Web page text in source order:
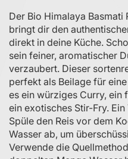
Der Bio Himalaya
bringt dir den
direkt in deine Küche.
sein feiner, aromatischer
verzaubert. Dieser
perfekt als Beilage für
es ein würziges Curry, ein
ein exotisches Stir-Fry.
Spüle den Reis vor dem
Wasser ab, um
Verwende die